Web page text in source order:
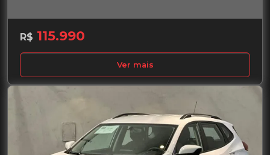
R$ 115.990
Ver mais